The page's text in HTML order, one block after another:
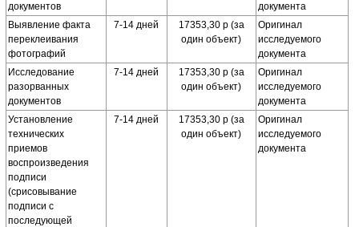
документов
документа
Выявление факта
переклеивания
фотографий
7-14 дней
17353,30 р (за
один объект)
Оригинал
исследуемого
документа
Исследование
разорванных
документов
7-14 дней
17353,30 р (за
один объект)
Оригинал
исследуемого
документа
Установление
технических
приемов
воспроизведения
подписи
(срисовывание
подписи с
последующей
7-14 дней
17353,30 р (за
один объект)
Оригинал
исследуемого
документа